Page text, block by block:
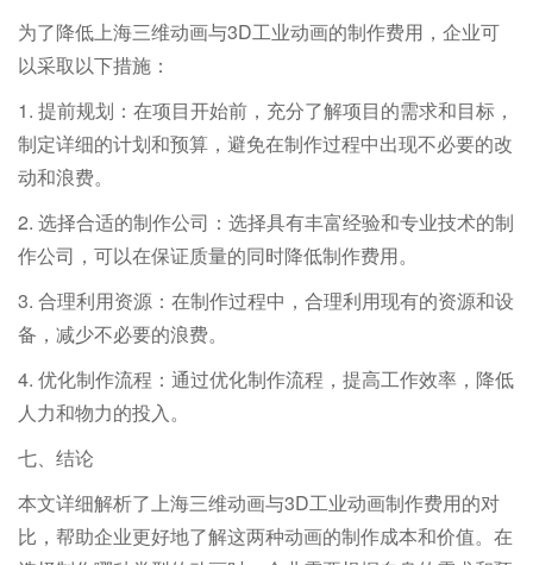
为了降低上海三维动画与3D工业动画的制作费用，企业可
以采取以下措施：
1. 提前规划：在项目开始前，充分了解项目的需求和目标，
制定详细的计划和预算，避免在制作过程中出现不必要的改
动和浪费。
2. 选择合适的制作公司：选择具有丰富经验和专业技术的制
作公司，可以在保证质量的同时降低制作费用。
3. 合理利用资源：在制作过程中，合理利用现有的资源和设
备，减少不必要的浪费。
4. 优化制作流程：通过优化制作流程，提高工作效率，降低
人力和物力的投入。
七、结论
本文详细解析了上海三维动画与3D工业动画制作费用的对
比，帮助企业更好地了解这两种动画的制作成本和价值。在